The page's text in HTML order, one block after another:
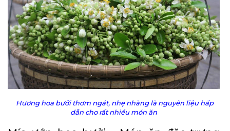
Hương hoa bưởi thơm ngát, nhẹ nhàng là nguyên liệu hấp
dẫn cho rất nhiều món ăn